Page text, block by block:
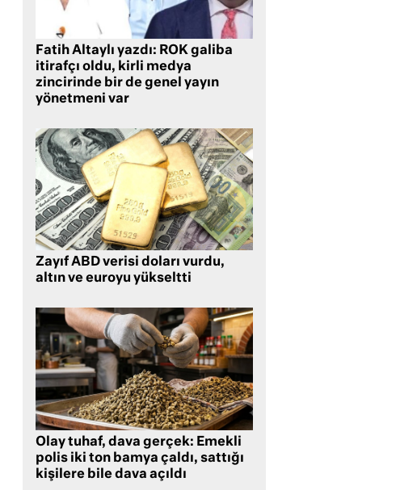
Fatih Altaylı yazdı: ROK galiba
itirafçı oldu, kirli medya
zincirinde bir de genel yayın
yönetmeni var
Zayıf ABD verisi doları vurdu,
altın ve euroyu yükseltti
Olay tuhaf, dava gerçek: Emekli
polis iki ton bamya çaldı, sattığı
kişilere bile dava açıldı